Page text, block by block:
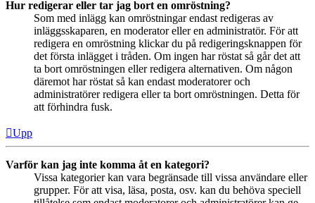
Hur redigerar eller tar jag bort en omröstning?
Som med inlägg kan omröstningar endast redigeras av
inläggsskaparen, en moderator eller en administratör. För att
redigera en omröstning klickar du på redigeringsknappen för
det första inlägget i tråden. Om ingen har röstat så går det att
ta bort omröstningen eller redigera alternativen. Om någon
däremot har röstat så kan endast moderatorer och
administratörer redigera eller ta bort omröstningen. Detta för
att förhindra fusk.
Upp
Varför kan jag inte komma åt en kategori?
Vissa kategorier kan vara begränsade till vissa användare eller
grupper. För att visa, läsa, posta, osv. kan du behöva speciell